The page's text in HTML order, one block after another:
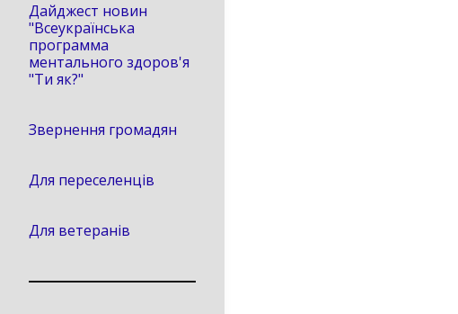
Дайджест новин
"Всеукраїнська
программа
ментального здоров'я
"Ти як?"
Звернення громадян
Для переселенців
Для ветеранів